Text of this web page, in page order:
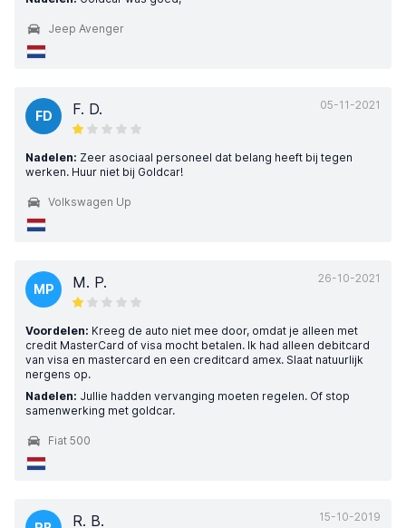
Jeep Avenger
05-11-2021
FD F. D.
Nadelen: Zeer asociaal personeel dat belang heeft bij tegen
werken. Huur niet bij Goldcar!
Volkswagen Up
26-10-2021
MP M. P.
Voordelen: Kreeg de auto niet mee door, omdat je alleen met
credit MasterCard of visa mocht betalen. Ik had alleen debitcard
van visa en mastercard en een creditcard amex. Slaat natuurlijk
nergens op.
Nadelen: Jullie hadden vervanging moeten regelen. Of stop
samenwerking met goldcar.
Fiat 500
15-10-2019
R. B.